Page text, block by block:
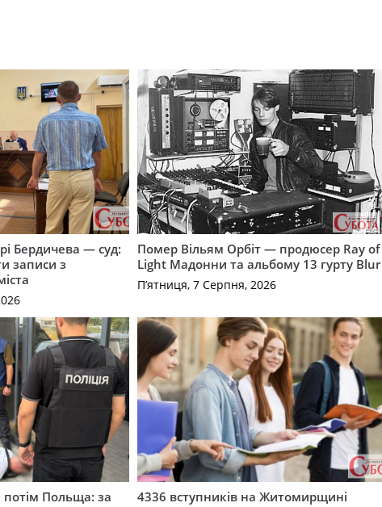
Бердичева — суд:
записи з
Помер Вільям Орбіт — продюсер Ray of
Light Мадонни та альбому 13 гурту Blur
П’ятниця, 7 Серпня, 2026
Польща: за
4336 вступників на Житомирщині